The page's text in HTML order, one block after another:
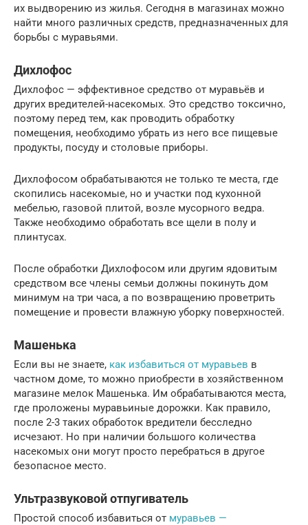
их выдворению из жилья. Сегодня в магазинах можно
найти много различных средств, предназначенных для
борьбы с муравьями.
Дихлофос
Дихлофос — эффективное средство от муравьёв и
других вредителей-насекомых. Это средство токсично,
поэтому перед тем, как проводить обработку
помещения, необходимо убрать из него все пищевые
продукты, посуду и столовые приборы.
Дихлофосом обрабатываются не только те места, где
скопились насекомые, но и участки под кухонной
мебелью, газовой плитой, возле мусорного ведра.
Также необходимо обработать все щели в полу и
плинтусах.
После обработки Дихлофосом или другим ядовитым
средством все члены семьи должны покинуть дом
минимум на три часа, а по возвращению проветрить
помещение и провести влажную уборку поверхностей.
Машенька
Если вы не знаете, как избавиться от муравьев в
частном доме, то можно приобрести в хозяйственном
магазине мелок Машенька. Им обрабатываются места,
где проложены муравьиные дорожки. Как правило,
после 2-3 таких обработок вредители бесследно
исчезают. Но при наличии большого количества
насекомых они могут просто перебраться в другое
безопасное место.
Ультразвуковой отпугиватель
Простой способ избавиться от муравьев —